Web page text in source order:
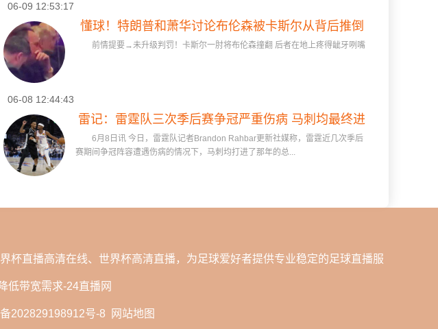
06-09 12:53:17
懂球！特朗普和萧华讨论布伦森被卡斯尔从背后推倒
的判罚
前情提要→未升级判罚！卡斯尔一肘将布伦森撞翻 后者在地上疼得龇牙咧嘴
06-08 12:44:43
雷记：雷霆队三次季后赛争冠严重伤病 马刺均最终进
总决赛
6月8日讯 今日，雷霆队记者Brandon Rahbar更新社媒称，雷霆近几次季后
赛期间争冠阵容遭遇伤病的情况下，马刺均打进了那年的总...
杯直播高清在线、世界杯高清直播，为足球爱好者提供专业稳定的足球直播服
低带宽需求-24直播网
202829198912号-8 网站地图